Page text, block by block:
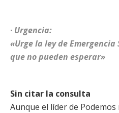
· Urgencia:
«Urge la ley de
que no pueden esperar»
Sin citar la consulta
Aunque el líder de